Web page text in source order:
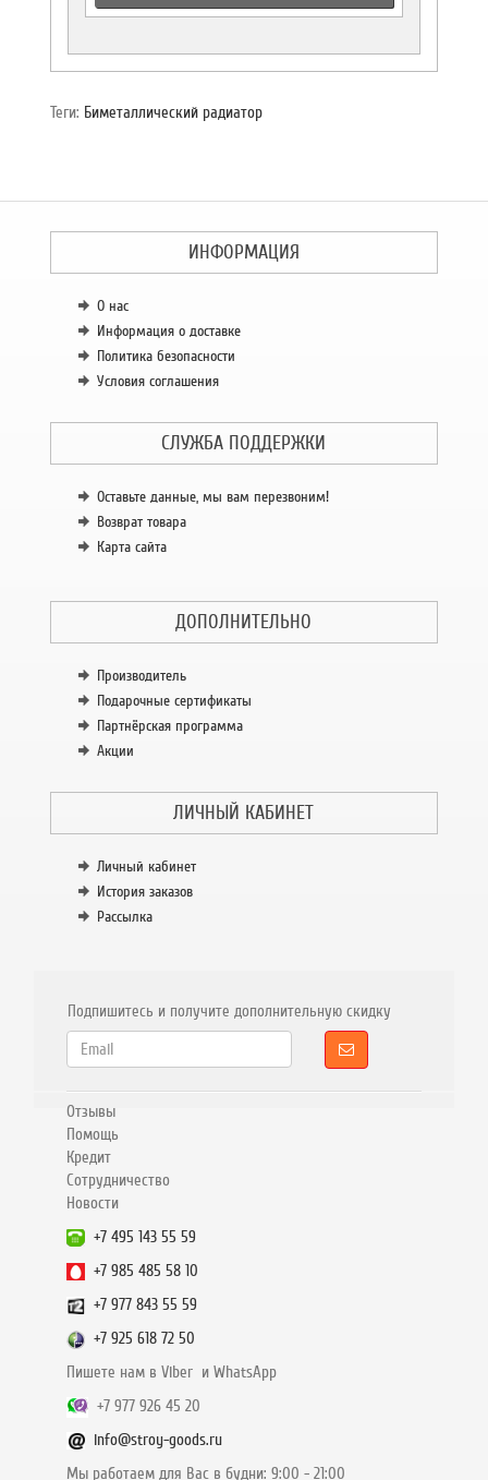
Теги: Биметаллический радиатор
ИНФОРМАЦИЯ
О нас
Информация о доставке
Политика безопасности
Условия соглашения
СЛУЖБА ПОДДЕРЖКИ
Оставьте данные, мы вам перезвоним!
Возврат товара
Карта сайта
ДОПОЛНИТЕЛЬНО
Производитель
Подарочные сертификаты
Партнёрская программа
Акции
ЛИЧНЫЙ КАБИНЕТ
Личный кабинет
История заказов
Рассылка
Подпишитесь и получите дополнительную скидку
Отзывы
Помощь
Кредит
Сотрудничество
Новости
+7 495 143 55 59
+7 985 485 58 10
+7 977 843 55 59
+7 925 618 72 50
Пишете нам в Viber и WhatsApp
+7 977 926 45 20
info@stroy-goods.ru
Мы работаем для Вас в будни: 9:00 - 21:00